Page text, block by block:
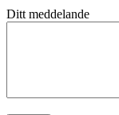
Ditt meddelande